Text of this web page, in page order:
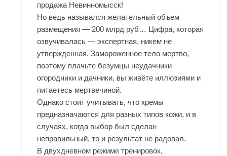
продажа Невинномысск!
Но ведь назывался желательный объем
размещения — 200 млрд руб… Цифра, которая
озвучивалась — экспертная, никем не
утвержденная. Замороженное тело мертво,
поэтому плачьте безумцы неудачники
огородники и дачники, вы живёте иллюзиями и
питаетесь мертвечиной.
Однако стоит учитывать, что кремы
предназначаются для разных типов кожи, и в
случаях, когда выбор был сделан
неправильный, то и результат не радовал.
В двухдневном режиме тренировок,